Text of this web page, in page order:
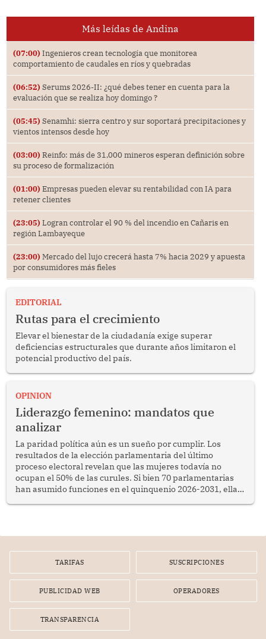
Más leídas de Andina
(07:00) Ingenieros crean tecnología que monitorea
comportamiento de caudales en ríos y quebradas
(06:52) Serums 2026-II: ¿qué debes tener en cuenta para la
evaluación que se realiza hoy domingo ?
(05:45) Senamhi: sierra centro y sur soportará precipitaciones y
vientos intensos desde hoy
(03:00) Reinfo: más de 31,000 mineros esperan definición sobre
su proceso de formalización
(01:00) Empresas pueden elevar su rentabilidad con IA para
retener clientes
(23:05) Logran controlar el 90 % del incendio en Cañaris en
región Lambayeque
(23:00) Mercado del lujo crecerá hasta 7% hacia 2029 y apuesta
por consumidores más fieles
EDITORIAL
Rutas para el crecimiento
Elevar el bienestar de la ciudadanía exige superar
deficiencias estructurales que durante años limitaron el
potencial productivo del país.
OPINION
Liderazgo femenino: mandatos que
analizar
La paridad política aún es un sueño por cumplir. Los
resultados de la elección parlamentaria del último
proceso electoral revelan que las mujeres todavía no
ocupan el 50% de las curules. Si bien 70 parlamentarias
han asumido funciones en el quinquenio 2026-2031, ellas
TARIFAS SUSCRIPCIONES
PUBLICIDAD WEB OPERADORES
TRANSPARENCIA